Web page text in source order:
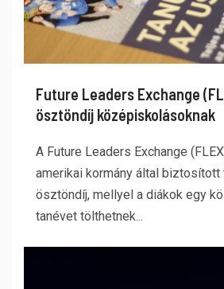
Future Leaders Exchange
ösztöndíj középiskolásoknak
A Future Leaders Exchange
amerikai kormány által biztosított
ösztöndíj, mellyel a diákok egy
tanévet tölthetnek...